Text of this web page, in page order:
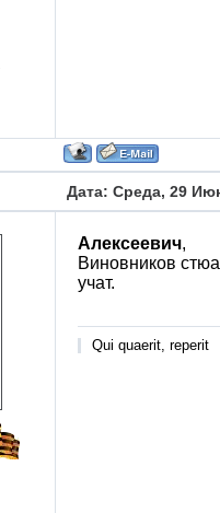
Дата: Среда, 29
Алексеевич,
Виновников
учат.
Qui quaerit, reperit